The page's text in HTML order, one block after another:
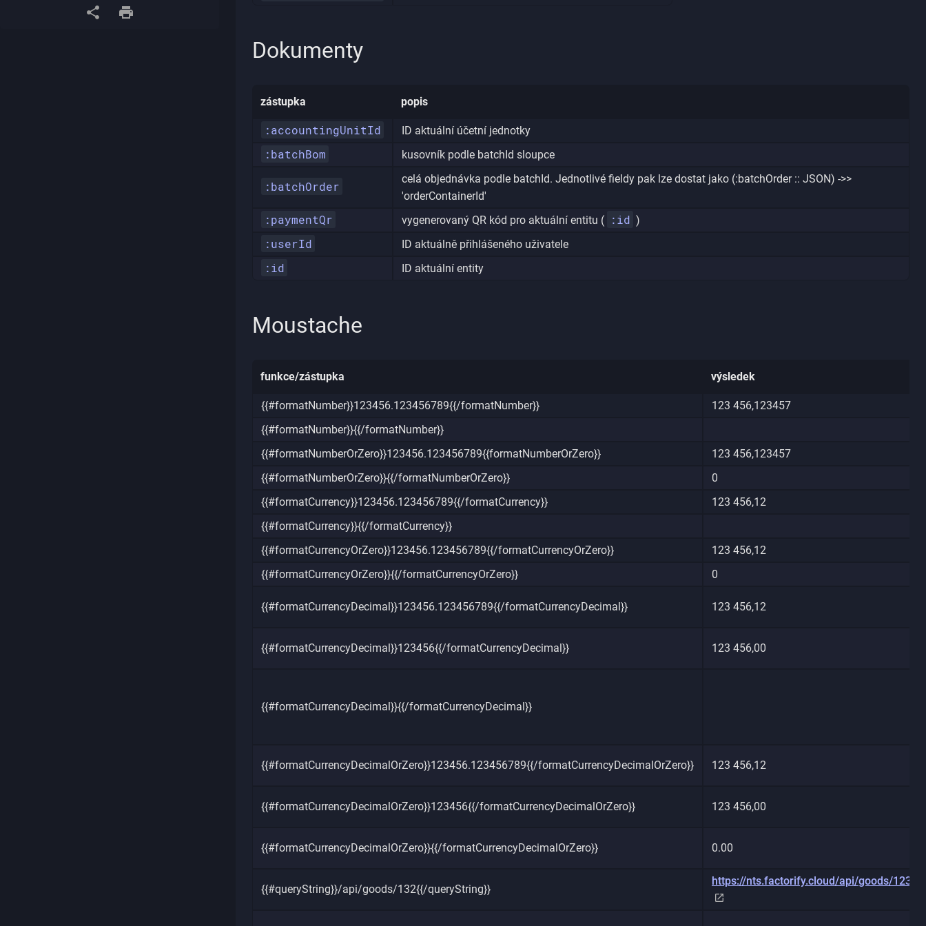
Dokumenty
zástupka popis
:accountingUnitId ID aktuální účetní jednotky
:batchBom kusovník podle batchId sloupce
:batchOrder
celá objednávka podle batchId. Jednotlivé fieldy pak lze dostat jako (:batchOrder :: JSON) ->>
'orderContainerId'
:paymentQr vygenerovaný QR kód pro aktuální entitu ( :id )
:userId ID aktuálně přihlášeného uživatele
:id ID aktuální entity
Moustache
funkce/zástupka výsledek
{{#formatNumber}}123456.123456789{{/formatNumber}}
123 456,123457
{{#formatNumber}}{{/formatNumber}}
{{#formatNumberOrZero}}123456.123456789{{formatNumberOrZero}}
123 456,123457
{{#formatNumberOrZero}}{{/formatNumberOrZero}}
0
{{#formatCurrency}}123456.123456789{{/formatCurrency}}
123 456,12
{{#formatCurrency}}{{/formatCurrency}}
{{#formatCurrencyOrZero}}123456.123456789{{/formatCurrencyOrZero}}
123 456,12
{{#formatCurrencyOrZero}}{{/formatCurrencyOrZero}}
0
{{#formatCurrencyDecimal}}123456.123456789{{/formatCurrencyDecimal}} 123 456,12
{{#formatCurrencyDecimal}}123456{{/formatCurrencyDecimal}} 123 456,00
{{#formatCurrencyDecimal}}{{/formatCurrencyDecimal}}
{{#formatCurrencyDecimalOrZero}}123456.123456789{{/formatCurrencyDecimalOrZero}} 123 456,12
{{#formatCurrencyDecimalOrZero}}123456{{/formatCurrencyDecimalOrZero}} 123 456,00
{{#formatCurrencyDecimalOrZero}}{{/formatCurrencyDecimalOrZero}} 0.00
{{#queryString}}/api/goods/132{{/queryString}}
https://nts.factorify.cloud/api/goods/123